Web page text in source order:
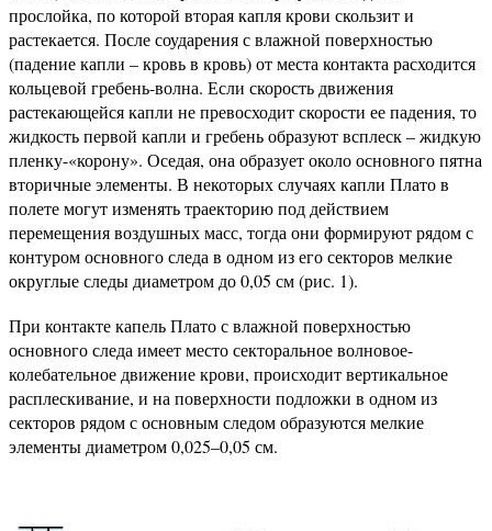
прослойка, по которой вторая капля крови скользит и
растекается. После соударения с влажной поверхностью
(падение капли – кровь в кровь) от места контакта расходится
кольцевой гребень-волна. Если скорость движения
растекающейся капли не превосходит скорости ее падения, то
жидкость первой капли и гребень образуют всплеск – жидкую
пленку-«корону». Оседая, она образует около основного пятна
вторичные элементы. В некоторых случаях капли Плато в
полете могут изменять траекторию под действием
перемещения воздушных масс, тогда они формируют рядом с
контуром основного следа в одном из его секторов мелкие
округлые следы диаметром до 0,05 см (рис. 1).
При контакте капель Плато с влажной поверхностью
основного следа имеет место секторальное волновое-
колебательное движение крови, происходит вертикальное
расплескивание, и на поверхности подложки в одном из
секторов рядом с основным следом образуются мелкие
элементы диаметром 0,025–0,05 см.